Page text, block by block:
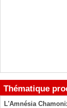
Thématique
L'Amnésia